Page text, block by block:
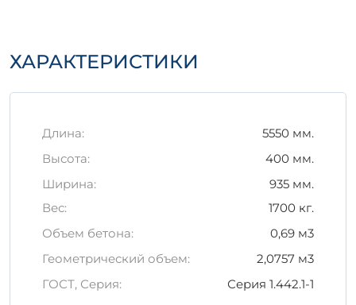
транспортировки
Храните изделия на ровной,
от осадков.
транспортировки.
Избегайте удара или резких падений,
ХАРАКТЕРИСТИКИ
Длина:
5550 мм.
Высота:
400 мм.
Ширина:
935 мм.
Вес:
1700 кг.
Объем бетона:
0,69 м3
Геометрический объем:
2,0757 м3
ГОСТ, Серия:
Серия 1.442.1-1